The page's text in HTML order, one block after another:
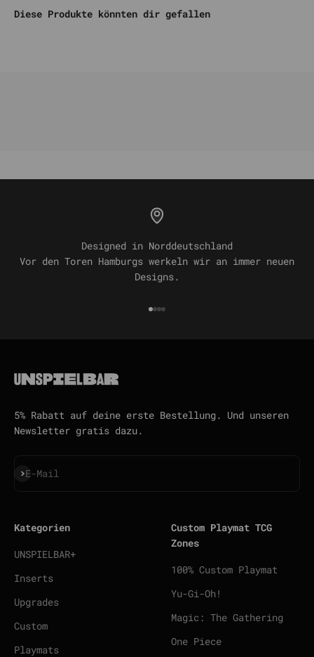
Diese Produkte könnten dir gefallen
Designed in Norddeutschland
Vor den Toren Hamburgs werkeln wir an immer neuen
Designs.
Gehe zu Element 1
Gehe zu Element 2
Gehe zu Element 3
Gehe zu Element 4
5% Rabatt auf deine erste Bestellung. Und unseren
Newsletter gratis dazu.
E-Mail
Abonnieren
Kategorien
UNSPIELBAR+
Inserts
Upgrades
Custom
Playmats
Custom Playmat TCG
Zones
100% Custom Playmat
Yu-Gi-Oh!
Magic: The Gathering
One Piece